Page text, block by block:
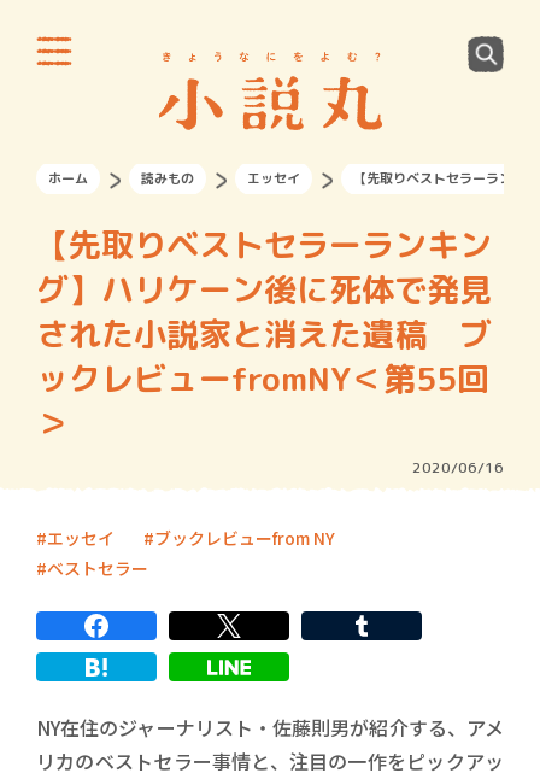
ホーム 読みもの エッセイ 【先取りベストセラーラン
【先取りベストセラーランキン
グ】ハリケーン後に死体で発見
された小説家と消えた遺稿 ブ
ックレビューfromNY＜第55回
＞
2020/06/16
エッセイ
ブックレビューfrom NY
ベストセラー
NY在住のジャーナリスト・佐藤則男が紹介する、アメ
リカのベストセラー事情と、注目の一作をピックアッ